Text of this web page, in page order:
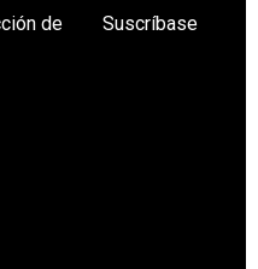
de
Suscríbase